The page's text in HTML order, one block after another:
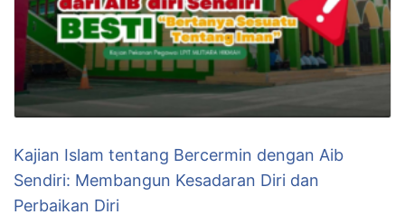
Kajian Islam tentang Bercermin dengan Aib
Sendiri: Membangun Kesadaran Diri dan
Perbaikan Diri